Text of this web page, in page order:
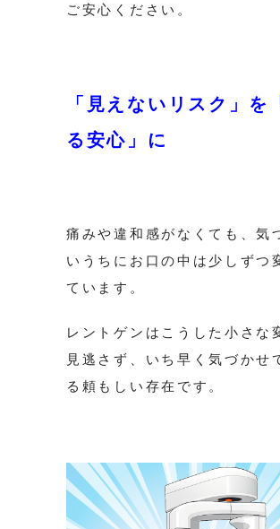
ご安心ください。
「見えないリスク」を
る安心」に
痛みや違和感がなくても、気
いうちにお口の中は少しずつ
ています。
レントゲンはこうした小さな
見逃さず、いち早く気づかせ
る頼もしい存在です。